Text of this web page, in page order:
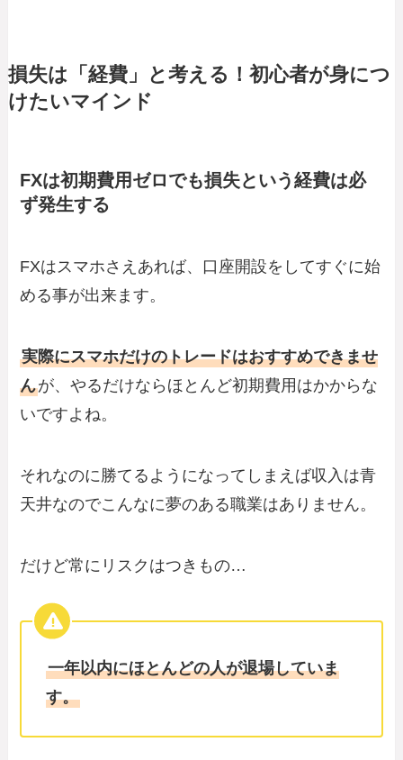
損失は「経費」と考える！初心者が身につ
けたいマインド
FXは初期費用ゼロでも損失という経費は必
ず発生する
FXはスマホさえあれば、口座開設をしてすぐに始
める事が出来ます。
実際にスマホだけのトレードはおすすめできませ
んが、やるだけならほとんど初期費用はかからな
いですよね。
それなのに勝てるようになってしまえば収入は青
天井なのでこんなに夢のある職業はありません。
だけど常にリスクはつきもの…
一年以内にほとんどの人が退場していま
す。